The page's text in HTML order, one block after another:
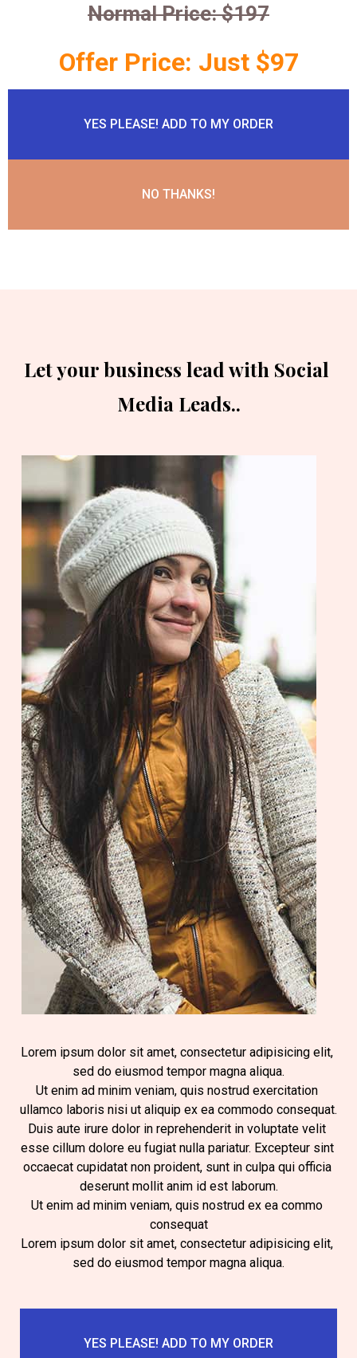
Normal Price: $197
Offer Price: Just $97
YES PLEASE! ADD TO MY ORDER
NO THANKS!
Let your business lead with Social
Media Leads..
Lorem ipsum dolor sit amet, consectetur adipisicing elit,
sed do eiusmod tempor magna aliqua.
Ut enim ad minim veniam, quis nostrud exercitation
ullamco laboris nisi ut aliquip ex ea commodo consequat.
Duis aute irure dolor in reprehenderit in voluptate velit
esse cillum dolore eu fugiat nulla pariatur. Excepteur sint
occaecat cupidatat non proident, sunt in culpa qui officia
deserunt mollit anim id est laborum.
Ut enim ad minim veniam, quis nostrud ex ea commo
consequat
Lorem ipsum dolor sit amet, consectetur adipisicing elit,
sed do eiusmod tempor magna aliqua.
YES PLEASE! ADD TO MY ORDER